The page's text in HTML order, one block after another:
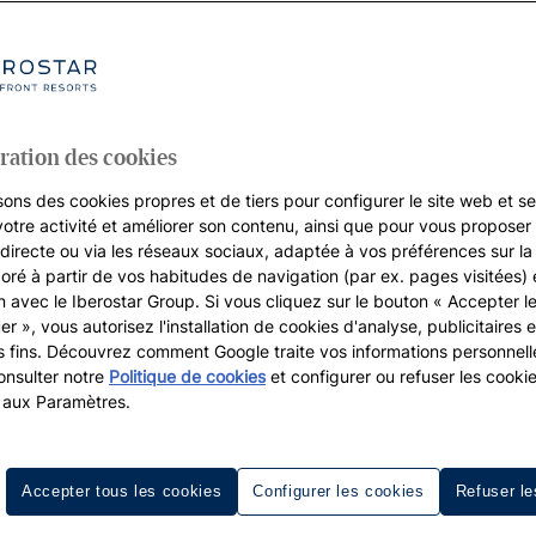
des cookies
des cookies propres et de tiers pour configurer le site web et
activité et améliorer son contenu, ainsi que pour vous proposer
ou via les réseaux sociaux, adaptée à vos préférences sur
à partir de vos habitudes de navigation (par ex. pages visitées)
avec le Iberostar Group. Si vous cliquez sur le bouton « Accepter
», vous autorisez l'installation de cookies d'analyse, publicitaires
fins. Découvrez comment Google traite vos informations
notre Politique de cookieset configurer ou refuser les
Paramètres.
Configurer les cookies Refuser
Accepter tous les cookies